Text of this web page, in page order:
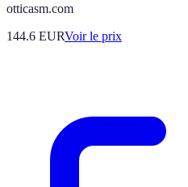
otticasm.com
144.6 EURVoir le prix